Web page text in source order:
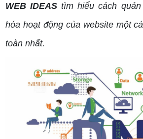
WEB IDEAS tìm hiểu cách
hóa hoạt động của website một
toàn nhất.